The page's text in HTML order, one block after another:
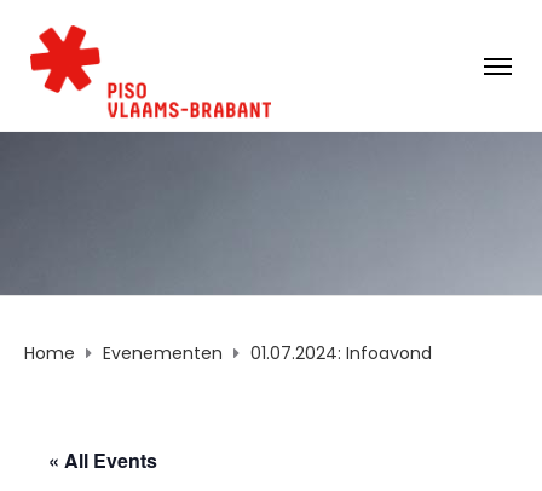
Home Evenementen 01.07.2024: Infoavond
« All Events